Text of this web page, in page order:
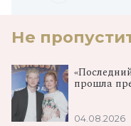
Не
прошла
04.08.2026